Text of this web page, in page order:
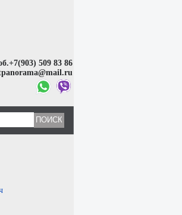
509 83 86